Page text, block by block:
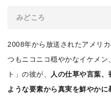
みどころ
2008年から放送されたアメリ
つもニコニコ穏やかなイケメン
ト」の彼が、
人の仕草や言葉
ような要素から真実を鮮やかに